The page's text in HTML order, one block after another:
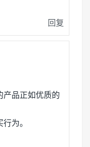
回复
产品正如优质的
为。